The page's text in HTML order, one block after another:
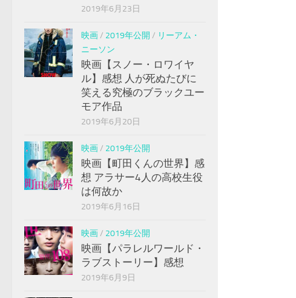
2019年6月23日
映画/ 2019年公開 / リーアム・
ニーソン
映画【スノー・ロワイヤ
ル】感想 人が死ぬたびに
笑える究極のブラックユー
モア作品
2019年6月20日
映画/ 2019年公開
映画【町田くんの世界】感
想 アラサー4人の高校生役
は何故か
2019年6月16日
映画/ 2019年公開
映画【パラレルワールド・
ラブストーリー】感想
2019年6月9日